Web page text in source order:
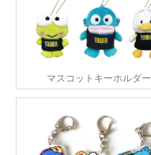
マスコットキーホルダー